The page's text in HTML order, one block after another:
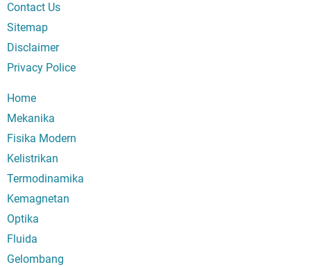
Contact Us
Sitemap
Disclaimer
Privacy Police
Home
Mekanika
Fisika Modern
Kelistrikan
Termodinamika
Kemagnetan
Optika
Fluida
Gelombang